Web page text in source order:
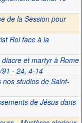
de la Session pour
Roi face à la
et martyr à Rome
- 24, 4-14
studios de Saint-
de Jésus dans